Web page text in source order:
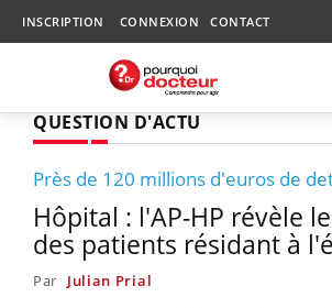
INSCRIPTION CONNEXION CONTACT
QUESTION D'ACTU
Près de 120 millions d'euros de
Hôpital : l'AP-HP révèle
des patients résidant à
Par Julian Prial